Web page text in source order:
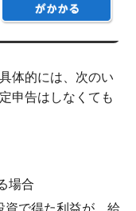
体的には、次のい
申告はしなくても
場合
資で得た利益が、給